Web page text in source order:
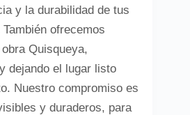
y la durabilidad de tus
ofrecemos
Quisqueya,
dejando el lugar listo
Nuestro compromiso es
y duraderos, para